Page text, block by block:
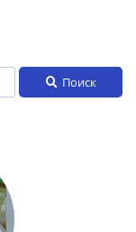
Поиск